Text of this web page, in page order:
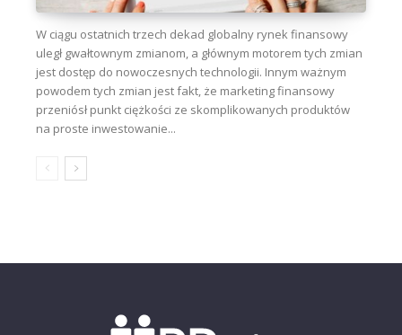
W ciągu ostatnich trzech dekad globalny rynek finansowy
uległ gwałtownym zmianom, a głównym motorem tych zmian
jest dostęp do nowoczesnych technologii. Innym ważnym
powodem tych zmian jest fakt, że marketing finansowy
przeniósł punkt ciężkości ze skomplikowanych produktów
na proste inwestowanie...